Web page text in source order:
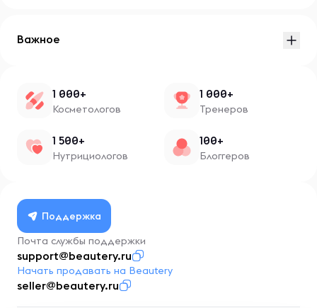
Важное
1 000+
Косметологов
1 000+
Тренеров
1 500+
Нутрициологов
100+
Блоггеров
Поддержка
Почта службы поддержки
support@beautery.ru
Начать продавать на Beautery
seller@beautery.ru